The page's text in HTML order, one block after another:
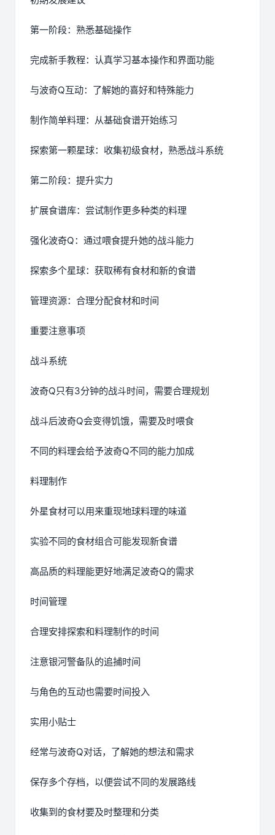
第一阶段：熟悉基础操作
完成新手教程：认真学习基本操作和界面功能
与波奇Q互动：了解她的喜好和特殊能力
制作简单料理：从基础食谱开始练习
探索第一颗星球：收集初级食材，熟悉战斗系统
第二阶段：提升实力
扩展食谱库：尝试制作更多种类的料理
强化波奇Q：通过喂食提升她的战斗能力
探索多个星球：获取稀有食材和新的食谱
管理资源：合理分配食材和时间
重要注意事项
战斗系统
波奇Q只有3分钟的战斗时间，需要合理规划
战斗后波奇Q会变得饥饿，需要及时喂食
不同的料理会给予波奇Q不同的能力加成
料理制作
外星食材可以用来重现地球料理的味道
实验不同的食材组合可能发现新食谱
高品质的料理能更好地满足波奇Q的需求
时间管理
合理安排探索和料理制作的时间
注意银河警备队的追捕时间
与角色的互动也需要时间投入
实用小贴士
经常与波奇Q对话，了解她的想法和需求
保存多个存档，以便尝试不同的发展路线
收集到的食材要及时整理和分类